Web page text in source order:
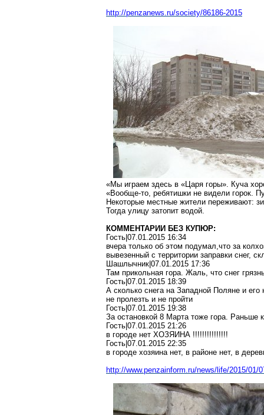
http://penzanews.ru/society/86186-2015
«Мы играем здесь в «Царя горы». Куча
«Вообще-то, ребятишки не видели горок.
Некоторые местные жители переживают:
Тогда улицу затопит водой.
КОММЕНТАРИИ БЕЗ КУПЮР:
Гость|07.01.2015 16:34
вчера только об этом подумал,что за
вывезенный с территории заправки снег,
Шашлычник|07.01.2015 17:36
Там прикольная гора. Жаль, что снег
Гость|07.01.2015 18:39
А сколько снега на Западной Поляне и
не пролезть и не пройти
Гость|07.01.2015 19:38
За остановкой 8 Марта тоже гора. Раньше
Гость|07.01.2015 21:26
в городе нет ХОЗЯИНА !!!!!!!!!!!!!!!
Гость|07.01.2015 22:35
в городе хозяина нет, в районе нет, в
http://www.penzainform.ru/news/life/2015/